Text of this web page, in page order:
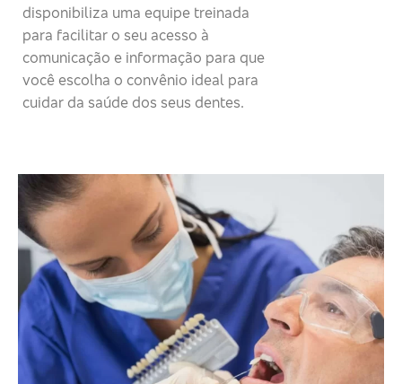
disponibiliza uma equipe treinada
para facilitar o seu acesso à
comunicação e informação para que
você escolha o convênio ideal para
cuidar da saúde dos seus dentes.